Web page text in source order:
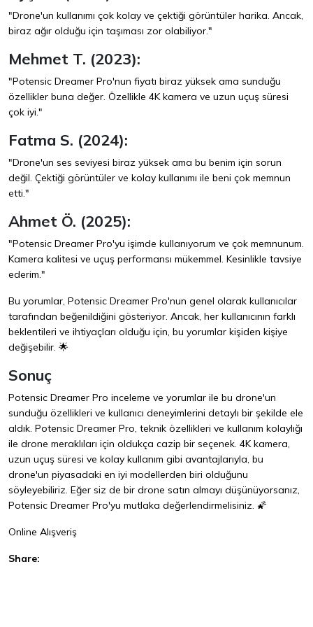
"Drone'un kullanımı çok kolay ve çektiği görüntüler harika. Ancak,
biraz ağır olduğu için taşıması zor olabiliyor."
Mehmet T. (2023):
"Potensic Dreamer Pro'nun fiyatı biraz yüksek ama sunduğu
özellikler buna değer. Özellikle 4K kamera ve uzun uçuş süresi
çok iyi."
Fatma S. (2024):
"Drone'un ses seviyesi biraz yüksek ama bu benim için sorun
değil. Çektiği görüntüler ve kolay kullanımı ile beni çok memnun
etti."
Ahmet Ö. (2025):
"Potensic Dreamer Pro'yu işimde kullanıyorum ve çok memnunum.
Kamera kalitesi ve uçuş performansı mükemmel. Kesinlikle tavsiye
ederim."
Bu yorumlar, Potensic Dreamer Pro'nun genel olarak kullanıcılar
tarafından beğenildiğini gösteriyor. Ancak, her kullanıcının farklı
beklentileri ve ihtiyaçları olduğu için, bu yorumlar kişiden kişiye
değişebilir. 🌟
Sonuç
Potensic Dreamer Pro inceleme ve yorumlar ile bu drone'un
sunduğu özellikleri ve kullanıcı deneyimlerini detaylı bir şekilde ele
aldık. Potensic Dreamer Pro, teknik özellikleri ve kullanım kolaylığı
ile drone meraklıları için oldukça cazip bir seçenek. 4K kamera,
uzun uçuş süresi ve kolay kullanım gibi avantajlarıyla, bu
drone'un piyasadaki en iyi modellerden biri olduğunu
söyleyebiliriz. Eğer siz de bir drone satın almayı düşünüyorsanız,
Potensic Dreamer Pro'yu mutlaka değerlendirmelisiniz. 🌠
Online Alışveriş
Share: